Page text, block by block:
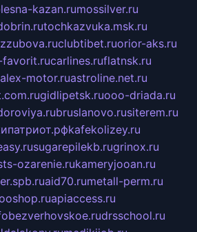
kazan.rumossilver.ru
tochkazvuka.msk.ru
clubtibet.ruorior-aks.ru
favorit.rucarlines.ruflatnsk.ru
alex-motor.ruastroline.net.ru
gidlipetsk.ruooo-driada.ru
bruslanovo.rusiterem.ru
kafekolizey.ru
sugarepilekb.rugrinox.ru
ozarenie.rukameryjooan.ru
aid70.rumetall-perm.ru
apiaccess.ru
bezverhovskoe.rudrsschool.ru